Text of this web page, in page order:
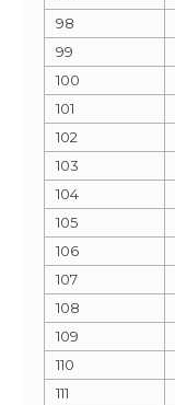
98
99
100
101
102
103
104
105
106
107
108
109
110
111